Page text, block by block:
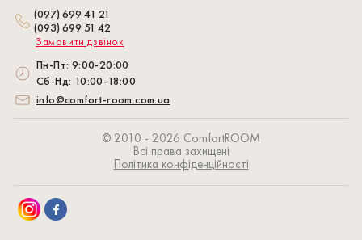
© 2010 - 2026 СomfortROOM
Всі права захищені
Політика конфіденційності
(097) 699 41 21
(093) 699 51 42
Замовити дзвінок
Пн-Пт: 9:00-20:00
Сб-Нд: 10:00-18:00
info@comfort-room.com.ua